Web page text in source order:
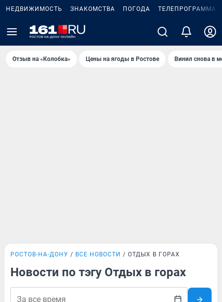
НЕДВИЖИМОСТЬ ЗНАКОМСТВА ПОГОДА ТЕЛЕПРОГРАММА
Отзыв на «Колобка» Цены на ягоды в Ростове Винил снова в
РОСТОВ-НА-ДОНУ ВСЕ НОВОСТИ ОТДЫХ В ГОРАХ
Новости по тэгу Отдых в горах